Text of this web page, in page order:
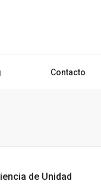
Contacto
de Unidad